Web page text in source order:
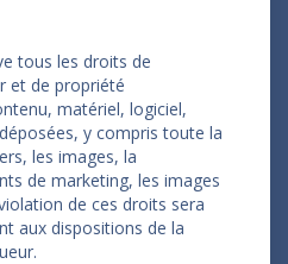
tous les droits de
et de propriété
matériel, logiciel,
y compris toute la
les images, la
de marketing, les images
de ces droits sera
aux dispositions de la